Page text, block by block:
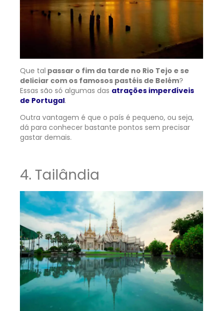
Que tal passar o fim da tarde no Rio Tejo e se
deliciar com os famosos pastéis de Belém?
Essas são só algumas das atrações imperdíveis
de Portugal.
Outra vantagem é que o país é pequeno, ou seja,
dá para conhecer bastante pontos sem precisar
gastar demais.
4. Tailândia